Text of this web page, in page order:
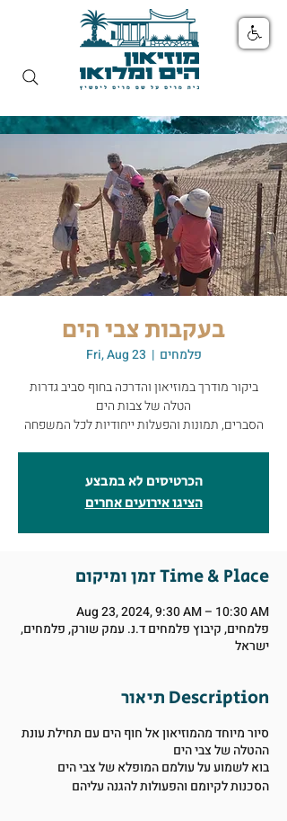
בעקבות צבי הים
Fri, Aug 23
  |
פלמחים
ביקור מודרך במוזיאון והדרכה בחוף סביב גדרות
הטלה של צבות הים
הסברים, תמונות והפעלות ייחודיות לכל המשפחה
הכרטיסים לא במבצע
הציגו אירועים אחרים
זמן ומיקום Time & Place
Aug 23, 2024, 9:30 AM – 10:30 AM
פלמחים, קיבוץ פלמחים ד.נ. עמק שורק, פלמחים,
ישראל
תיאור Description
סיור מיוחד מהמוזיאון אל חוף הים עם תחילת עונת
ההטלה של צבי הים
בוא לשמוע על עולמם המופלא של צבי הים
הסכנות לקיומם והפעולות להגנה עליהם